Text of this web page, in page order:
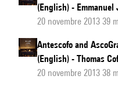
(English) - Emmanuel
20 novembre 2013 39
Antescofo and
(English) - Thomas
20 novembre 2013 38